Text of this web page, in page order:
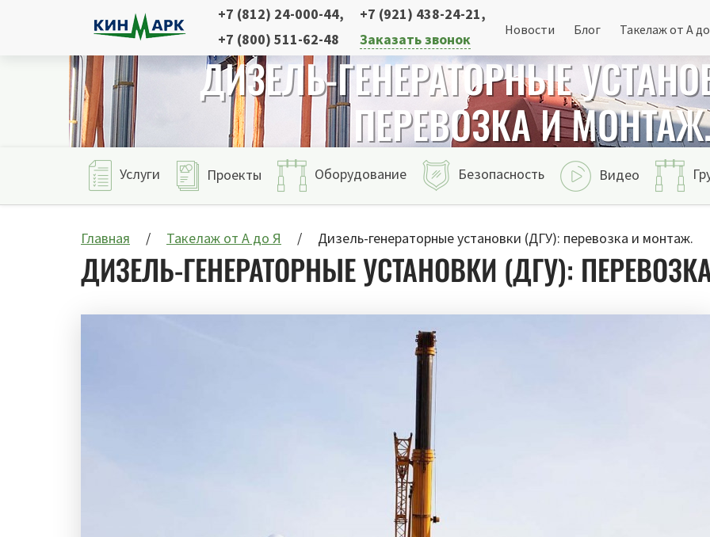
+7 (812) 24-000-44, +7 (921) 438-24-21,
+7 (800) 511-62-48
Заказать звонок
Новости Блог Такелаж от А
ДИЗЕЛЬ-ГЕНЕРАТОРНЫЕ
ПЕРЕВОЗКА И
Услуги Проекты Оборудование Безопасность Видео
Главная Такелаж от А до Я Дизель-генераторные установки (ДГУ): перевозка и монтаж.
ДИЗЕЛЬ-ГЕНЕРАТОРНЫЕ УСТАНОВКИ (ДГУ):